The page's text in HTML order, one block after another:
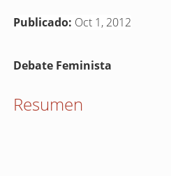
Publicado: Oct 1, 2012
Contenido
del
Debate Feminista
Resumen